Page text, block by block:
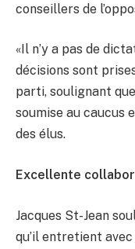
conseillers de
«Il n’y a pas de
décisions sont
parti, soulignant
soumise au caucus
des élus.
Excellente
Jacques St-Jean
qu’il entretient